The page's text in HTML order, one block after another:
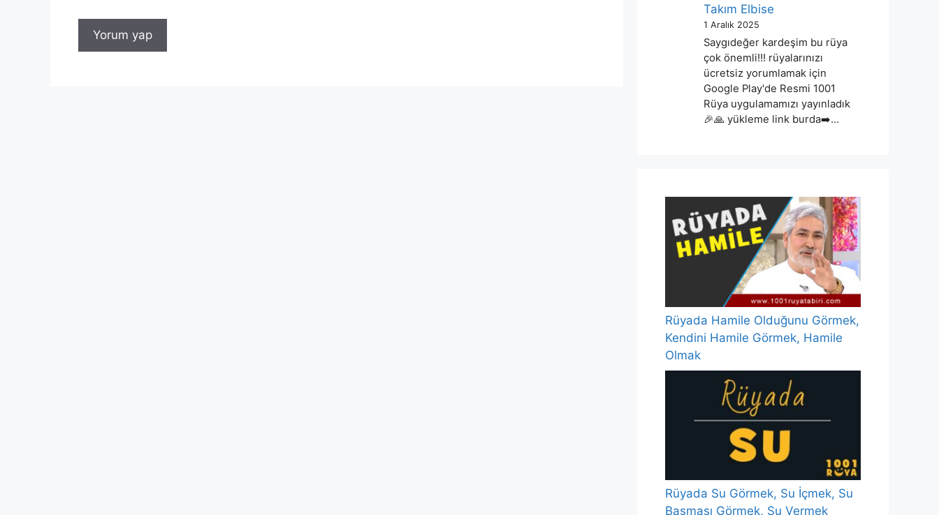
Takım Elbise
1 Aralık 2025
Saygıdeğer kardeşim bu rüya
çok önemli!!! rüyalarınızı
ücretsiz yorumlamak için
Google Play'de Resmi 1001
Rüya uygulamamızı yayınladık
🎉🙏 yükleme link burda➡️…
Rüyada Hamile Olduğunu Görmek,
Kendini Hamile Görmek, Hamile
Olmak
Rüyada Su Görmek, Su İçmek, Su
Basması Görmek, Su Vermek